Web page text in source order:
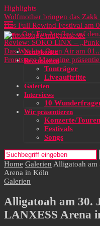
Highlights
Wolfmother bringen das
Das Full Rewind Festival am
Party On! Ein Ausflug auf
Review: SOKO LiNX – „Punk
Das Wacken Open Air am
Frontstage Magazine
Neuigkeiten
Rezensionen
Tonträger
Liveauftritte
Galerien
Interviews
10
Wir präsentieren
Konzerte/Touren
Festivals
Songs
Home Galerien Alligatoah am
Arena in Köln
Galerien
Alligatoah am 30.
LANXESS Arena